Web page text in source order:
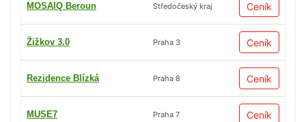
MOSAIQ Beroun Středočeský kraj Ceník
Žižkov 3.0 Praha 3 Ceník
Rezidence Blízká Praha 8 Ceník
MUSE7 Praha 7 Ceník